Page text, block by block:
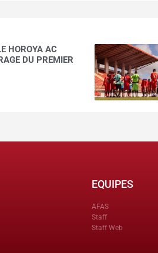
HOROYA AC
DU PREMIER
EQUIPES
AFAS
Staff
Staff Web